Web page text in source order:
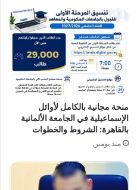
منحة مجانية بالكامل لأوائل
الإسماعيلية في الجامعة الألمانية
بالقاهرة: الشروط والخطوات
منذ يومين